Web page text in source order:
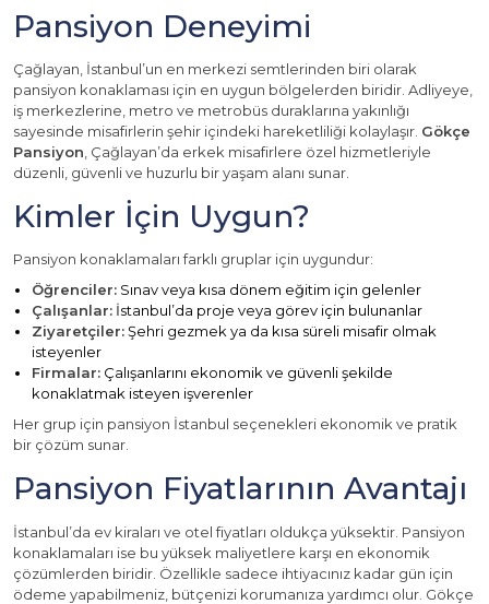
Pansiyon Deneyimi
Çağlayan, İstanbul’un en merkezi semtlerinden biri olarak
pansiyon konaklaması için en uygun bölgelerden biridir. Adliyeye,
iş merkezlerine, metro ve metrobüs duraklarına yakınlığı
sayesinde misafirlerin şehir içindeki hareketliliği kolaylaşır. Gökçe
Pansiyon , Çağlayan’da erkek misafirlere özel hizmetleriyle
düzenli, güvenli ve huzurlu bir yaşam alanı sunar.
Kimler İçin Uygun?
Pansiyon konaklamaları farklı gruplar için uygundur:
Öğrenciler: Sınav veya kısa dönem eğitim için gelenler
Çalışanlar: İstanbul’da proje veya görev için bulunanlar
Ziyaretçiler:Şehri gezmek ya da kısa süreli misafir olmak
isteyenler
Firmalar: Çalışanlarını ekonomik ve güvenli şekilde
konaklatmak isteyen işverenler
Her grup için pansiyon İstanbul seçenekleri ekonomik ve pratik
bir çözüm sunar.
Pansiyon Fiyatlarının Avantajı
İstanbul’da ev kiraları ve otel fiyatları oldukça yüksektir. Pansiyon
konaklamaları ise bu yüksek maliyetlere karşı en ekonomik
çözümlerden biridir. Özellikle sadece ihtiyacınız kadar gün için
ödeme yapabilmeniz, bütçenizi korumanıza yardımcı olur. Gökçe